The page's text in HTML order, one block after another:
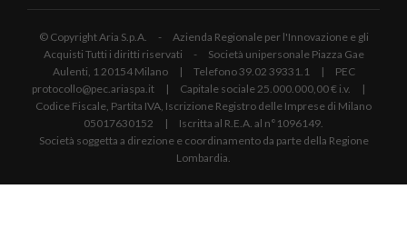
© Copyright Aria S.p.A. - Azienda Regionale per l'Innovazione e gli
Acquisti Tutti i diritti riservati - Società unipersonale Piazza Gae
Aulenti, 1 20154 Milano | Telefono 39.02 39331.1 | PEC
protocollo@pec.ariaspa.it | Capitale sociale 25.000.000,00 € i.v. |
Codice Fiscale, Partita IVA, Iscrizione Registro delle Imprese di Milano
05017630152 | Iscritta al R.E.A. al n°1096149.
Società soggetta a direzione e coordinamento da parte della Regione
Lombardia.